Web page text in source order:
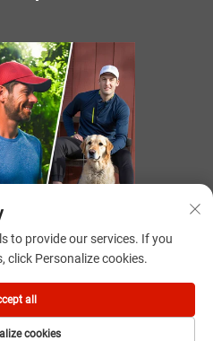
YOUKI UNITE IMP & EXP
to provide our services. If you
click Personalize cookies.
cookies
all